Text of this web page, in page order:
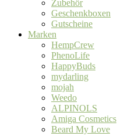
Zubehör
Geschenkboxen
Gutscheine
Marken
HempCrew
PhenoLife
HappyBuds
mydarling
mojah
Weedo
ALPINOLS
Amiga Cosmetics
Beard My Love